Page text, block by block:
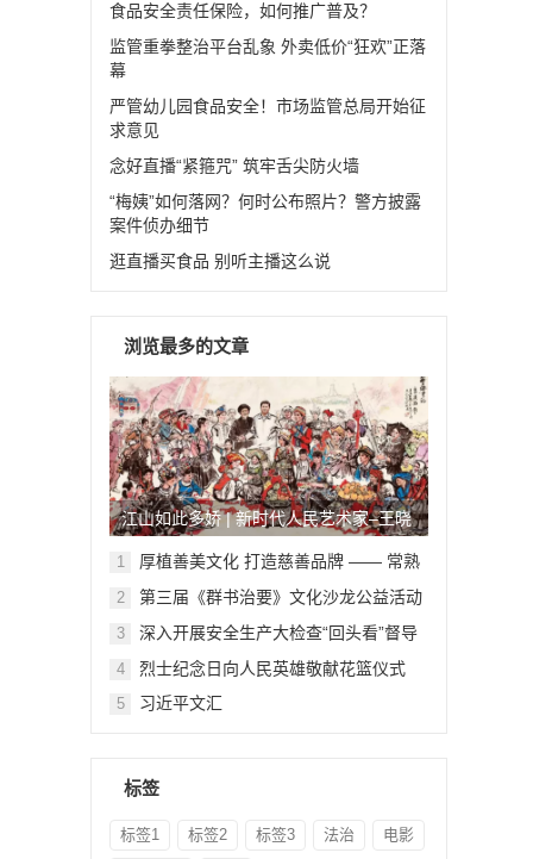
食品安全责任保险，如何推广普及？
监管重拳整治平台乱象 外卖低价“狂欢”正落
幕
严管幼儿园食品安全！市场监管总局开始征
求意见
念好直播“紧箍咒” 筑牢舌尖防火墙
“梅姨”如何落网？何时公布照片？警方披露
案件侦办细节
逛直播买食品 别听主播这么说
浏览最多的文章
江山如此多娇 | 新时代人民艺术家–王晓
鹏
1
厚植善美文化 打造慈善品牌 —— 常熟
举行六个慈善文化教育基地授牌仪式
2
第三届《群书治要》文化沙龙公益活动
在北京顺利举行
3
深入开展安全生产大检查“回头看”督导
检查
4 烈士纪念日向人民英雄敬献花篮仪式
5 习近平文汇
标签
标签1 标签2 标签3 法治 电影